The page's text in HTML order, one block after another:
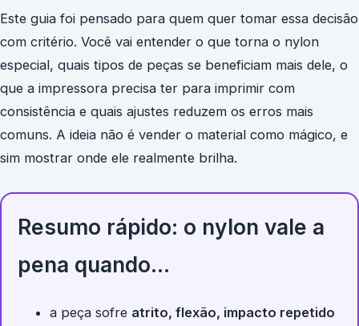
Este guia foi pensado para quem quer tomar essa decisão
com critério. Você vai entender o que torna o nylon
especial, quais tipos de peças se beneficiam mais dele, o
que a impressora precisa ter para imprimir com
consistência e quais ajustes reduzem os erros mais
comuns. A ideia não é vender o material como mágico, e
sim mostrar onde ele realmente brilha.
Resumo rápido: o nylon vale a
pena quando…
a peça sofre atrito, flexão, impacto repetido